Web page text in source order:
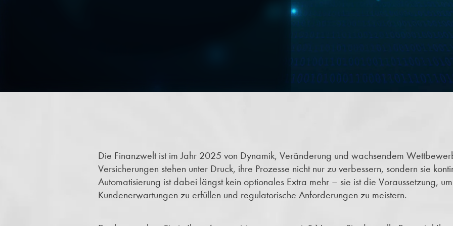
Die Finanzwelt ist im Jahr 2025 von Dynamik, Veränderung und wachsendem
Versicherungen stehen unter Druck, ihre Prozesse nicht nur zu verbessern, sondern sie
Automatisierung ist dabei längst kein optionales Extra mehr – sie ist die Voraussetzung,
Kundenerwartungen zu erfüllen und regulatorische Anforderungen zu meistern.